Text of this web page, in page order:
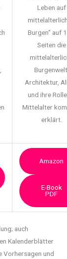
Leben auf
Burgen“ auf
Seiten die
Architektur,
und ihre
Mittelalter
erklärt.
Amazon
E-Book
PDF
auch
Kalenderblätter
Vorhersagen und